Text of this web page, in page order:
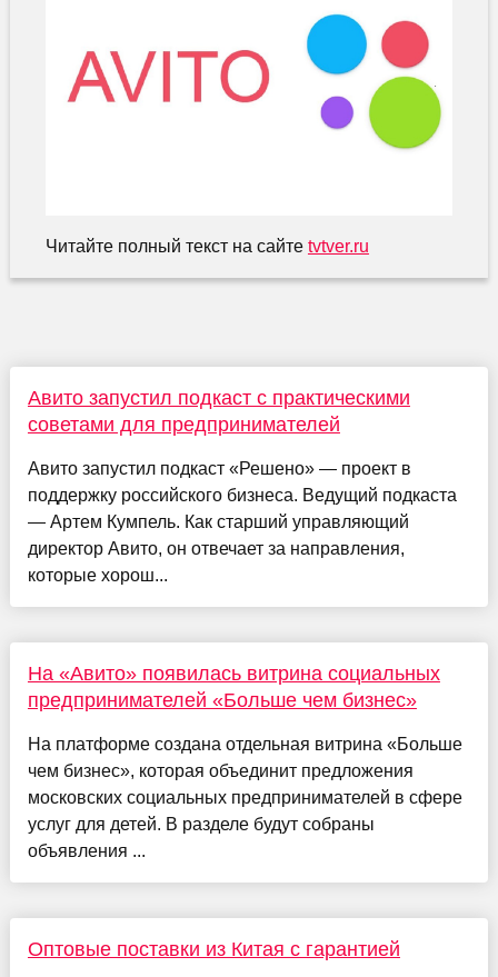
Читайте полный текст на сайте tvtver.ru
Авито запустил подкаст с практическими
советами для предпринимателей
Авито запустил подкаст «Решено» — проект в
поддержку российского бизнеса. Ведущий подкаста
— Артем Кумпель. Как старший управляющий
директор Авито, он отвечает за направления,
которые хорош...
На «Авито» появилась витрина социальных
предпринимателей «Больше чем бизнес»
На платформе создана отдельная витрина «Больше
чем бизнес», которая объединит предложения
московских социальных предпринимателей в сфере
услуг для детей. В разделе будут собраны
объявления ...
Оптовые поставки из Китая с гарантией